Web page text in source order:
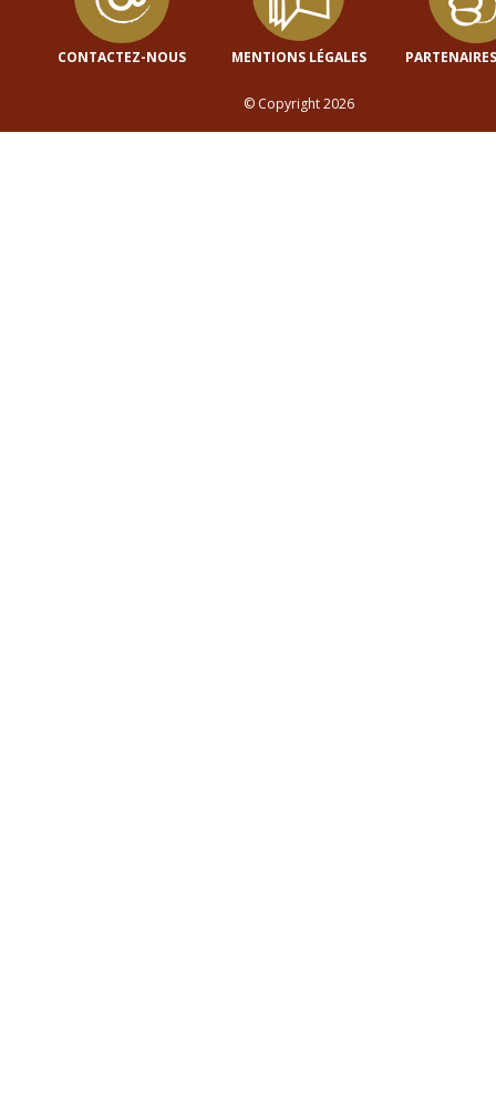
CONTACTEZ-NOUS MENTIONS LÉGALES
© Copyright 2026